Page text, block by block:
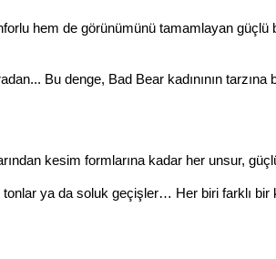
hem de görünümünü tamamlayan
Bu denge, Bad Bear kadınının
kesim formlarına kadar her unsur,
ya da soluk geçişler… Her biri farklı bir